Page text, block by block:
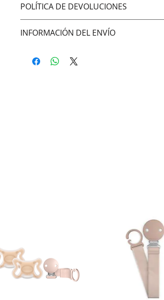
POLÍTICA DE DEVOLUCIONES
No aceptamos cambios ni devoluciones
INFORMACIÓN DEL ENVÍO
DAC (Agencia central)